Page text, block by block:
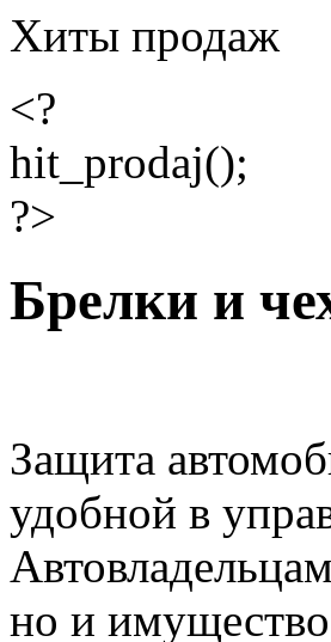
Хиты продаж
<?
hit_prodaj();
?>
Брелки и
Защита
удобной в
но и